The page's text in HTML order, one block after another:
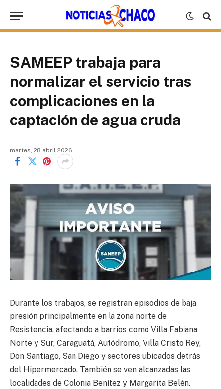
SAMEEP trabaja para
normalizar el servicio tras
complicaciones en la
captación de agua cruda
martes, 28 abril 2026
Durante los trabajos, se registran episodios de baja
presión principalmente en la zona norte de
Resistencia, afectando a barrios como Villa Fabiana
Norte y Sur, Caraguatá, Autódromo, Villa Cristo Rey,
Don Santiago, San Diego y sectores ubicados detrás
del Hipermercado. También se ven alcanzadas las
localidades de Colonia Benítez y Margarita Belén.